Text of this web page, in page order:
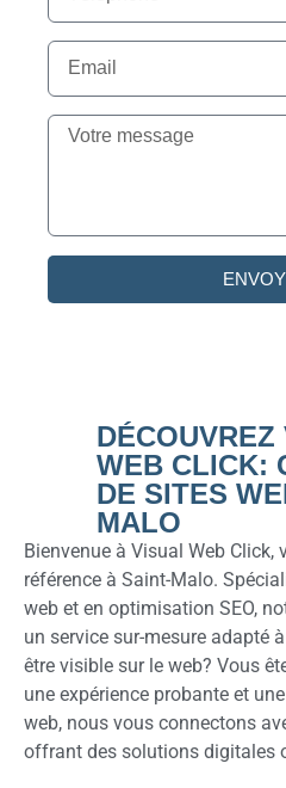
DÉCOUVREZ
WEB CLICK:
DE SITES
MALO
Bienvenue à Visual Web Click,
référence à Saint-Malo.
web et en optimisation SEO,
un service sur-mesure adapté
être visible sur le web? Vous
une expérience probante et
web, nous vous connectons
offrant des solutions digitales